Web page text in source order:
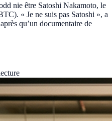
nie être Satoshi Nakamoto, le
« Je ne suis pas Satoshi », a
qu’un documentaire de